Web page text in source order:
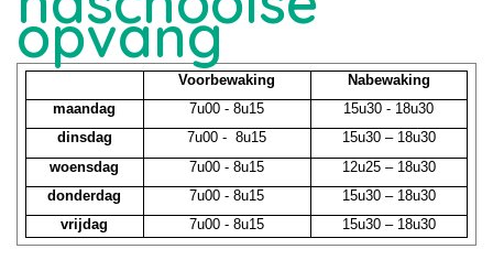
opvang
Voorbewaking
Nabewaking
maandag
7u00 - 8u15
15u30 - 18u30
dinsdag
7u00 - 8u15
15u30 – 18u30
woensdag
7u00 - 8u15
12u25 – 18u30
donderdag
7u00 - 8u15
15u30 – 18u30
vrijdag
7u00 - 8u15 15u30 – 18u30